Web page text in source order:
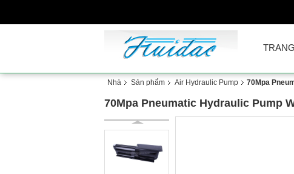
Nhà Sản phẩm Air Hydraulic Pump 70Mpa
70Mpa Pneumatic Hydraulic Pump